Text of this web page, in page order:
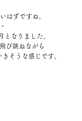
はずですね。
・
となりました。
び跳ねながら
そうな感じです。